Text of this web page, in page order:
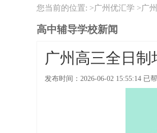
您当前的位置: >广州优汇学 >广
高中辅导学校新闻
广州高三全日
发布时间： 2026-06-02 15:55:14 已